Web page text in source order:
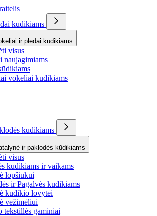
kūdikiams
ir pledai kūdikiams
visus
naujagimiams
vokeliai kūdikiams
kūdikiams
ir paklodės kūdikiams
visus
kūdikiams ir vaikams
lopšiukui
ir Pagalvės kūdikiams
kūdikio lovytei
vežimėliui
tekstillės gaminiai